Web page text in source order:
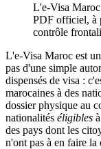
L'e-Visa
PDF officiel, à
contrôle
L'e-Visa Maroc est un
pas d'une simple
dispensés de visa :
marocaines à des
dossier physique au
nationalités éligibles
des pays dont les
n'ont pas à en faire la